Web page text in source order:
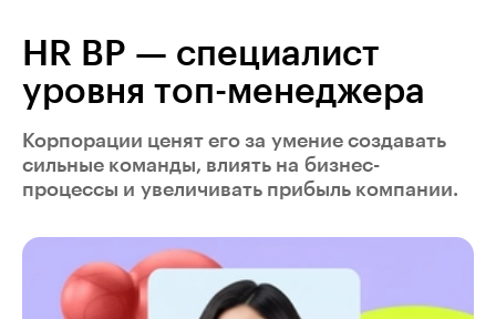
HR BP — специалист
уровня топ-менеджера
Корпорации ценят его за умение создавать
сильные команды, влиять на бизнес-
процессы и увеличивать прибыль компании.